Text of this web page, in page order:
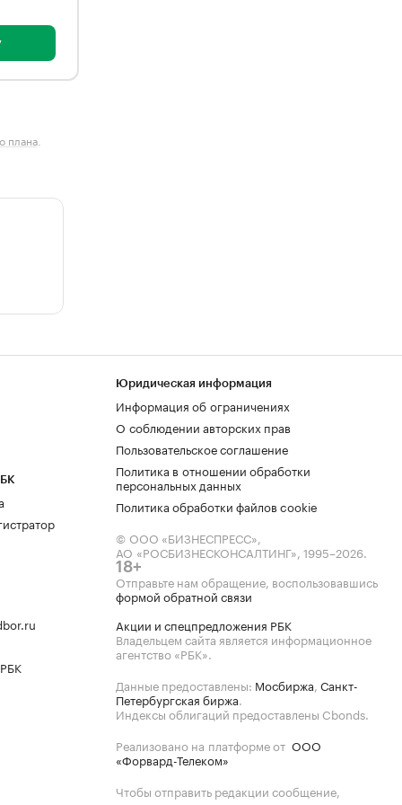
плана.
Юридическая информация
Информация об ограничениях
О соблюдении авторских прав
Пользовательское соглашение
Политика в отношении обработки
персональных данных
Политика обработки файлов cookie
© ООО «БИЗНЕСПРЕСС»,
АО «РОСБИЗНЕСКОНСАЛТИНГ», 1995–2026.
18+
Отправьте нам обращение, воспользовавшись
формой обратной связи
Акции и спецпредложения РБК
Владельцем сайта является информационное
агентство «РБК».
Данные предоставлены: Мосбиржа, Санкт-
Петербургская биржа.
Индексы облигаций предоставлены Cbonds.
Реализовано на платформе от ООО
«Форвард-Телеком»
Чтобы отправить редакции сообщение,